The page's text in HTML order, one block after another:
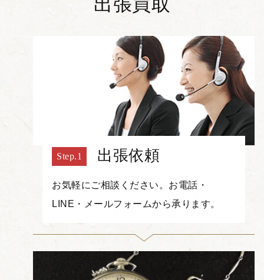
出張依頼
お気軽にご相談ください。お電話・
LINE・メールフォームから承ります。